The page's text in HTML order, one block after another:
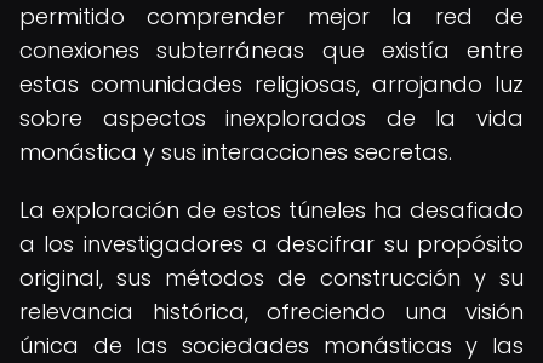
permitido comprender mejor la red de
conexiones subterráneas que existía entre
estas comunidades religiosas, arrojando luz
sobre aspectos inexplorados de la vida
monástica y sus interacciones secretas.
La exploración de estos túneles ha desafiado
a los investigadores a descifrar su propósito
original, sus métodos de construcción y su
relevancia histórica, ofreciendo una visión
única de las sociedades monásticas y las